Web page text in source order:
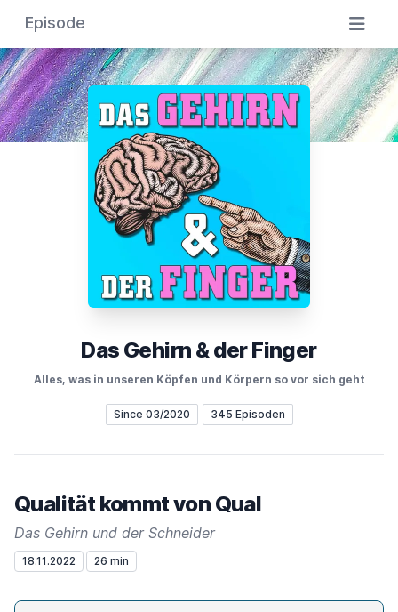
Episode
Das Gehirn & der Finger
Alles, was in unseren Köpfen und Körpern so vor sich geht
Since 03/2020 345 Episoden
Qualität kommt von Qual
Das Gehirn und der Schneider
18.11.2022 26 min